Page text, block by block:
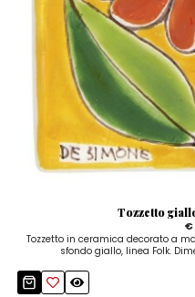
Tozzetto
€
Tozzetto in ceramica decorato a
sfondo giallo, linea Folk.